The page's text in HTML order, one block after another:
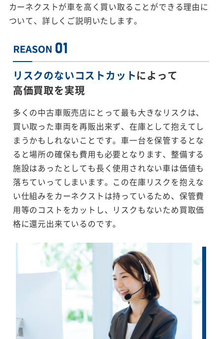
カーネクストが車を高く買い取ることができる理由に
ついて、詳しくご説明いたします。
リスクのないコストカットによって
高価買取を実現
多くの中古車販売店にとって最も大きなリスクは、
買い取った車両を再販出来ず、在庫として抱えてし
まうかもしれないことです。車一台を保管するとな
ると場所の確保も費用も必要となります、整備する
施設はあったとしても長く使用されない車は価値も
落ちていってしまいます。この在庫リスクを抱えな
い仕組みをカーネクストは持っているため、保管費
用等のコストをカットし、リスクもないため買取価
格に還元出来ているのです。